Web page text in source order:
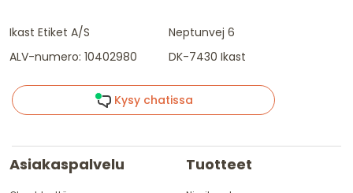
Ikast Etiket A/S
ALV-numero: 10402980
Neptunvej 6
DK-7430 Ikast
Kysy chatissa
Asiakaspalvelu Tuotteet